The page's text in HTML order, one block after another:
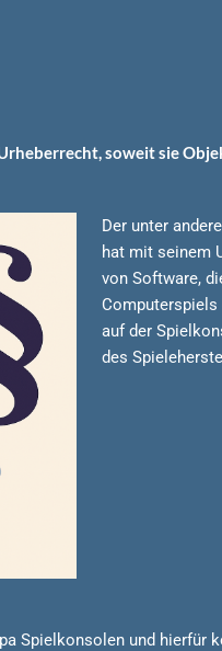
soweit sie
Der unter
hat mit seinem
von Software,
Computerspiels
auf der
des
Spielkonsolen und